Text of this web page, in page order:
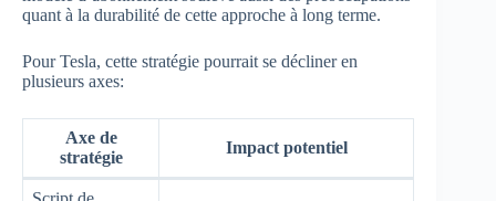
quant à la durabilité de cette approche à long terme.
Pour Tesla, cette stratégie pourrait se décliner en
plusieurs axes:
Axe de
stratégie
Impact potentiel